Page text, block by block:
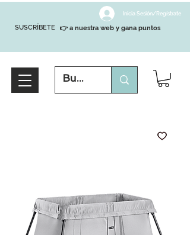
SUSCRÍBETE
Inicia Sesión/Regístrate
👉 a nuestra web y gana puntos